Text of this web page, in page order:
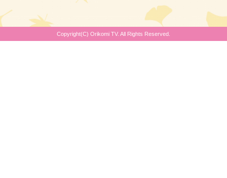
Copyright(C) Orikomi TV. All Rights Reserved.